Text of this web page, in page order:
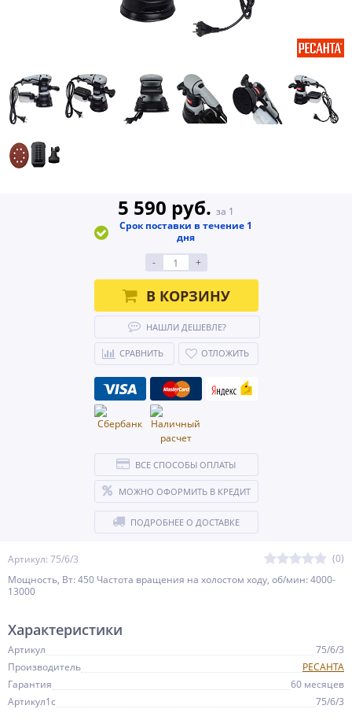
Артикул: 75/6/3
(0)
Мощность, Вт: 450 Частота вращения на холостом ходу, об/мин: 4000-
13000
5 590 руб. за 1
Срок поставки в течение 1
дня
-
+
В КОРЗИНУ
НАШЛИ ДЕШЕВЛЕ?
СРАВНИТЬ ОТЛОЖИТЬ
ВСЕ СПОСОБЫ ОПЛАТЫ
МОЖНО ОФОРМИТЬ В КРЕДИТ
ПОДРОБНЕЕ О ДОСТАВКЕ
Характеристики
Артикул
75/6/3
Производитель
РЕСАНТА
Гарантия
60 месяцев
Артикул1c
75/6/3